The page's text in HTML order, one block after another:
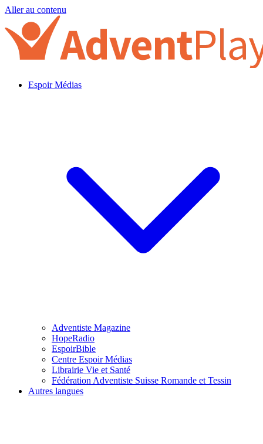
Aller au contenu
Espoir Médias
Adventiste Magazine
HopeRadio
EspoirBible
Centre Espoir Médias
Librairie Vie et Santé
Fédération Adventiste Suisse Romande et Tessin
Autres langues